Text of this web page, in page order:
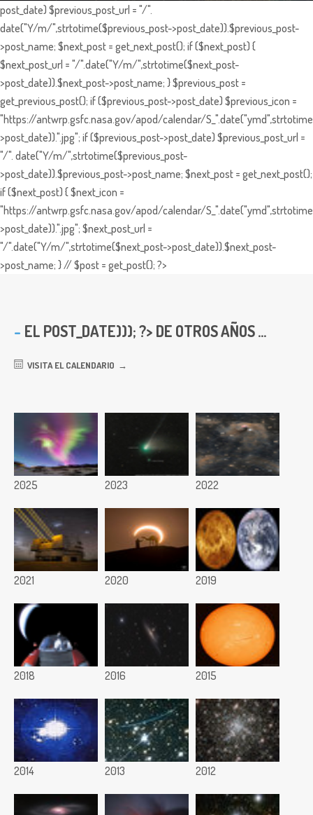
post_date) $previous_post_url = "/".
date("Y/m/",strtotime($previous_post->post_date)).$previous_post-
>post_name; $next_post = get_next_post(); if ($next_post) {
$next_post_url = "/".date("Y/m/",strtotime($next_post-
>post_date)).$next_post->post_name; } $previous_post =
get_previous_post(); if ($previous_post->post_date) $previous_icon =
"https://antwrp.gsfc.nasa.gov/apod/calendar/
>post_date)).".jpg"; if ($previous_post->post_date) $previous_post_url =
"/". date("Y/m/",strtotime($previous_post-
>post_date)).$previous_post->post_name; $next_post = get_next_post();
if ($next_post) { $next_icon =
"https://antwrp.gsfc.nasa.gov/apod/calendar/
>post_date)).".jpg"; $next_post_url =
"/".date("Y/m/",strtotime($next_post->post_date)).$next_post-
>post_name; } // $post = get_post(); ?>
EL POST_DATE))); ?> DE OTROS AÑOS ...
VISITA EL CALENDARIO
2025 2023 2022
2021 2020 2019
2018 2016 2015
2014 2013 2012